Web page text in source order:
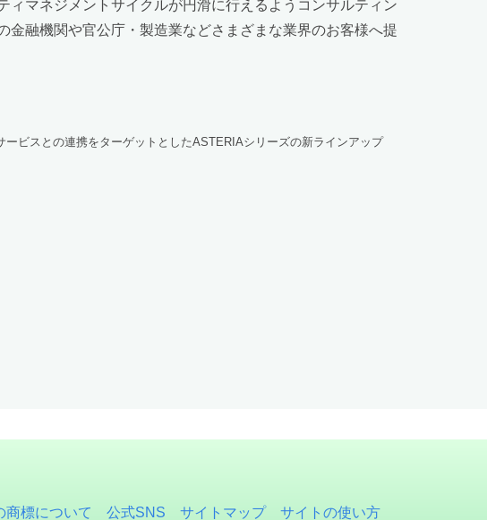
マネジメントサイクルが円滑に行えるようコンサルティン
融機関や官公庁・製造業などさまざまな業界のお客様へ提
ビスとの連携をターゲットとしたASTERIAシリーズの新ラインアップ
商標について 公式SNS サイトマップ サイトの使い方